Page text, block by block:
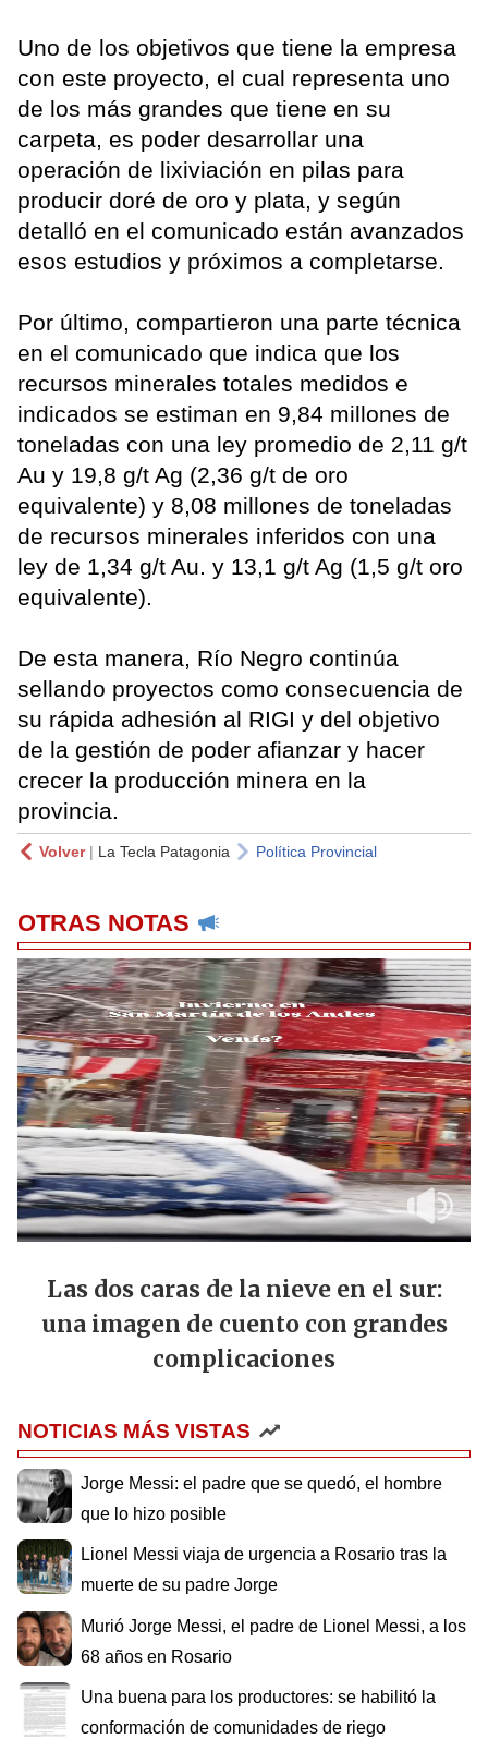
Uno de los objetivos que tiene la empresa
con este proyecto, el cual representa uno
de los más grandes que tiene en su
carpeta, es poder desarrollar una
operación de lixiviación en pilas para
producir doré de oro y plata, y según
detalló en el comunicado están avanzados
esos estudios y próximos a completarse.
Por último, compartieron una parte técnica
en el comunicado que indica que los
recursos minerales totales medidos e
indicados se estiman en 9,84 millones de
toneladas con una ley promedio de 2,11 g/t
Au y 19,8 g/t Ag (2,36 g/t de oro
equivalente) y 8,08 millones de toneladas
de recursos minerales inferidos con una
ley de 1,34 g/t Au. y 13,1 g/t Ag (1,5 g/t oro
equivalente).
De esta manera, Río Negro continúa
sellando proyectos como consecuencia de
su rápida adhesión al RIGI y del objetivo
de la gestión de poder afianzar y hacer
crecer la producción minera en la
provincia.
Volver| La Tecla Patagonia Política Provincial
OTRAS NOTAS
Las dos caras de la nieve en el sur:
una imagen de cuento con grandes
complicaciones
NOTICIAS MÁS VISTAS
Jorge Messi: el padre que se quedó, el hombre
que lo hizo posible
Lionel Messi viaja de urgencia a Rosario tras la
muerte de su padre Jorge
Murió Jorge Messi, el padre de Lionel Messi, a los
68 años en Rosario
Una buena para los productores: se habilitó la
conformación de comunidades de riego